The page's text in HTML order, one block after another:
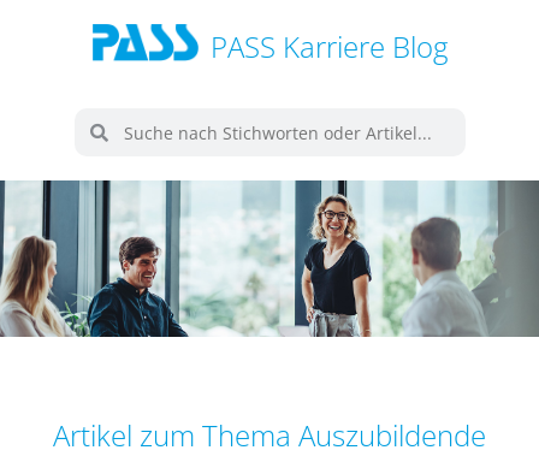
PASS Karriere Blog
Artikel zum Thema Auszubildende